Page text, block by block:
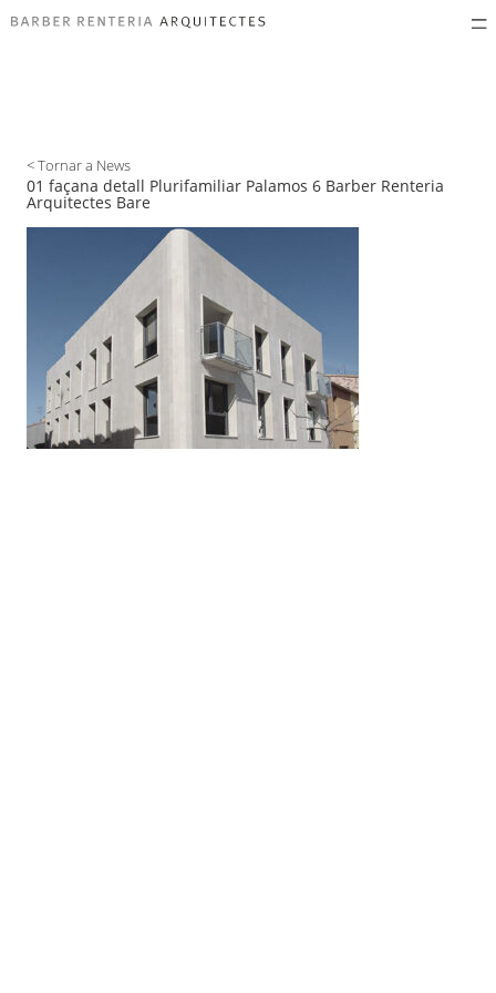
< Tornar a News
01 façana detall Plurifamiliar Palamos 6 Barber Renteria
Arquitectes Bare